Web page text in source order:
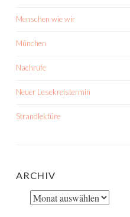
Menschen wie wir
München
Nachrufe
Neuer Lesekreistermin
Strandlektüre
ARCHIV
Archiv